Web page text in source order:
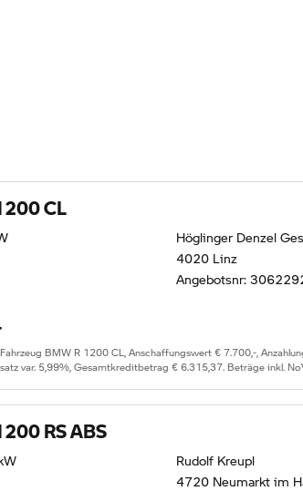
CL
Höglinger Denzel
4020 Linz
Angebotsnr:
BMW R 1200 CL, Anschaffungswert € 7.700,-,
var. 5,99%, Gesamtkreditbetrag € 6.315,37. Beträge inkl.
RS ABS
Rudolf Kreupl
4720 Neumarkt im